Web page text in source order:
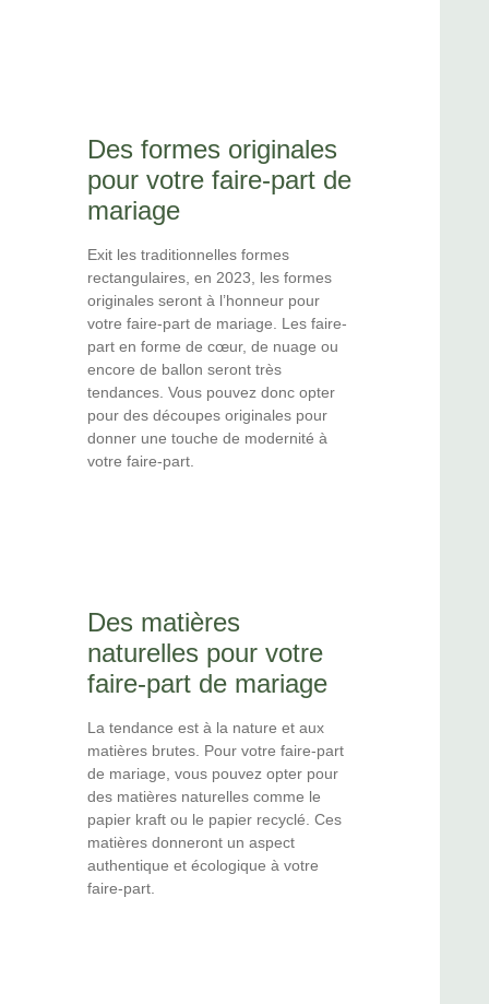
Des formes originales
pour votre faire-part de
mariage
Exit les traditionnelles formes
rectangulaires, en 2023, les formes
originales seront à l’honneur pour
votre faire-part de mariage. Les faire-
part en forme de cœur, de nuage ou
encore de ballon seront très
tendances. Vous pouvez donc opter
pour des découpes originales pour
donner une touche de modernité à
votre faire-part.
Des matières
naturelles pour votre
faire-part de mariage
La tendance est à la nature et aux
matières brutes. Pour votre faire-part
de mariage, vous pouvez opter pour
des matières naturelles comme le
papier kraft ou le papier recyclé. Ces
matières donneront un aspect
authentique et écologique à votre
faire-part.